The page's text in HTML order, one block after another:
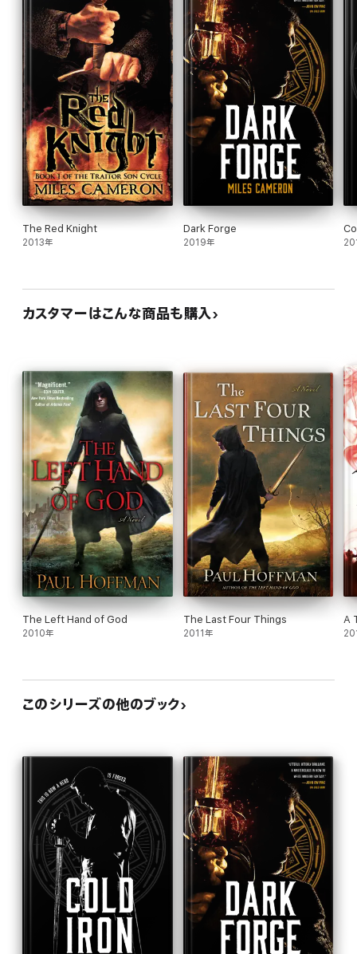
The Red Knight
2013年
Dark Forge
2019年
カスタマーはこんな商品も購入
The Left Hand of God
2010年
The Last Four Things
2011年
A
このシリーズの他のブック